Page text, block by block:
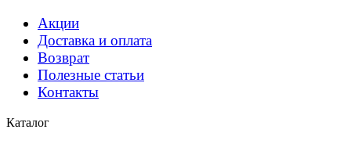
Акции
Доставка и оплата
Возврат
Полезные статьи
Контакты
Каталог